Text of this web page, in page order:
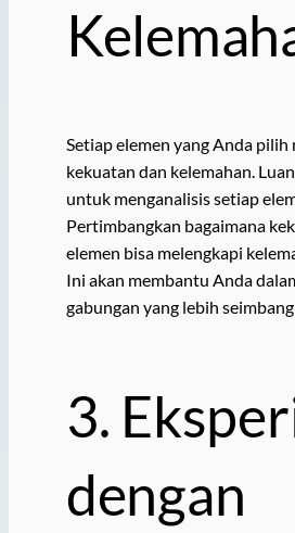
Setiap elemen yang Anda pilih
kekuatan dan kelemahan.
untuk menganalisis setiap
Pertimbangkan bagaimana
elemen bisa melengkapi
Ini akan membantu Anda
gabungan yang lebih
3.
dengan